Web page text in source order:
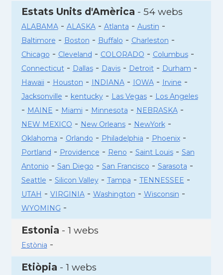
Estats Units d'Amèrica - 54 webs
ALABAMA- ALASKA- Atlanta - Austin -
Baltimore - Boston - Buffalo - Charleston -
Chicago - Cleveland - COLORADO - Columbus-
Connecticut- Dallas- Davis- Detroit- Durham -
Hawaii - Houston - INDIANA- IOWA- Irvine -
Jacksonville - kentucky- Las Vegas- Los Angeles
- MAINE - Miami - Minnesota - NEBRASKA-
NEW MEXICO - New Orleans- NewYork-
Oklahoma - Orlando - Philadelphia - Phoenix-
Portland - Providence - Reno - Saint Louis- San
Antonio - San Diego - San Francisco - Sarasota -
Seattle - Silicon Valley- Tampa - TENNESSEE -
UTAH - VIRGINIA- Washington - Wisconsin -
WYOMING -
Estonia - 1 webs
Estònia -
Etiòpia - 1 webs